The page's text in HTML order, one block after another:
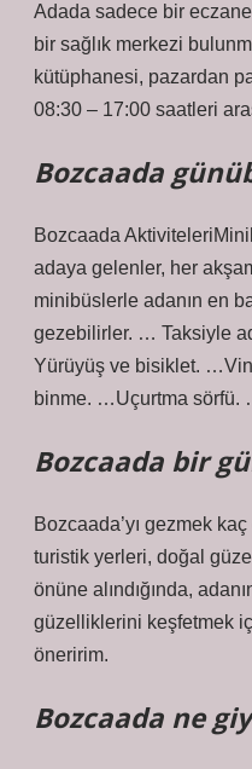
Adada sadece bir
bir sağlık merkezi
kütüphanesi, pazardan
08:30 – 17:00 saatleri
Bozcaada
Bozcaada
adaya gelenler, her
minibüslerle adanın en
gezebilirler. … Taksiyle
Yürüyüş ve bisiklet.
binme. …Uçurtma sörfü.
Bozcaada bir
Bozcaada’yı gezmek
turistik yerleri, doğal
önüne alındığında,
güzelliklerini keşfetmek
öneririm.
Bozcaada ne